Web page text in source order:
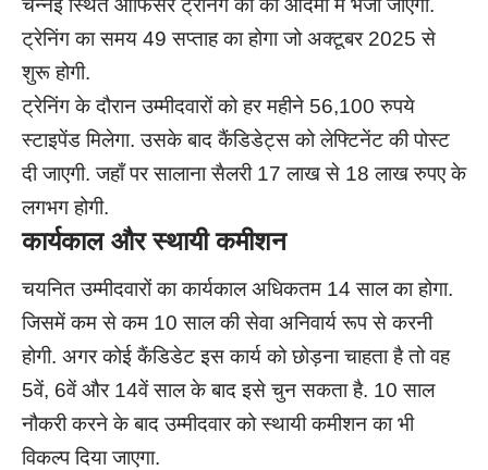
चेन्नई स्थित ऑफिसर ट्रेनिंग का का आदमी में भेजा जाएगा.
ट्रेनिंग का समय 49 सप्ताह का होगा जो अक्टूबर 2025 से
शुरू होगी.
ट्रेनिंग के दौरान उम्मीदवारों को हर महीने 56,100 रुपये
स्टाइपेंड मिलेगा. उसके बाद कैंडिडेट्स को लेफ्टिनेंट की पोस्ट
दी जाएगी. जहाँ पर सालाना सैलरी 17 लाख से 18 लाख रुपए के
लगभग होगी.
कार्यकाल और स्थायी कमीशन
चयनित उम्मीदवारों का कार्यकाल अधिकतम 14 साल का होगा.
जिसमें कम से कम 10 साल की सेवा अनिवार्य रूप से करनी
होगी. अगर कोई कैंडिडेट इस कार्य को छोड़ना चाहता है तो वह
5वें, 6वें और 14वें साल के बाद इसे चुन सकता है. 10 साल
नौकरी करने के बाद उम्मीदवार को स्थायी कमीशन का भी
विकल्प दिया जाएगा.